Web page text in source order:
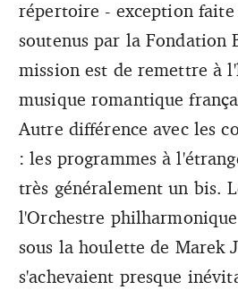
répertoire - exception faite
soutenus par la Fondation
mission est de remettre à
musique romantique
Autre différence avec les
: les programmes à
très généralement un bis.
l'Orchestre
sous la houlette de Marek
s'achevaient presque